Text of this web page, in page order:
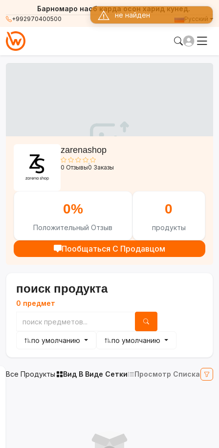
+992970400500
Барномаро насб карда осон харид кунед.
Русский
zarenashop
0 Отзывы0 Заказы
0%
Положительный Отзыв
0
продукты
Пообщаться С Продавцом
поиск продукта
0 предмет
по умолчанию по умолчанию
Все Продукты Вид В Виде Сетки Просмотр Списка
не найден